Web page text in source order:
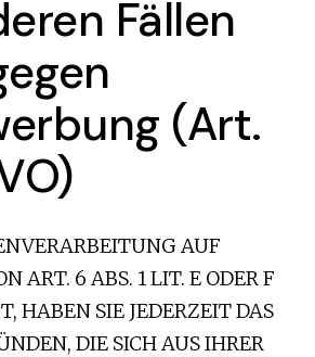
Fällen
(Art.
AUF
ART. 6 ABS. 1 LIT. E ODER F
HABEN SIE JEDERZEIT DAS
DIE SICH AUS IHRER